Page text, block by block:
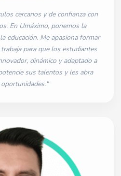
cercanos y de confianza con
En Umáximo, ponemos la
educación. Me apasiona formar
para que los estudiantes
dinámico y adaptado a
sus talentos y les abra